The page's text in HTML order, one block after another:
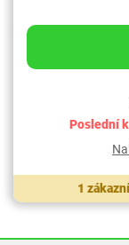
Poslední
1